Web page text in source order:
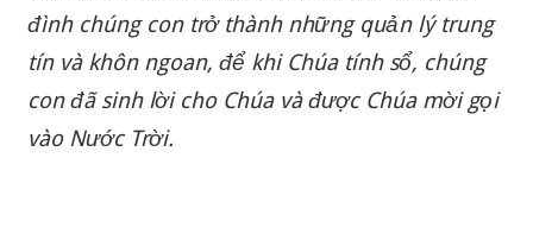
đình chúng con trở thành những quản lý trung
tín và khôn ngoan, để khi Chúa tính sổ, chúng
con đã sinh lời cho Chúa và được Chúa mời gọi
vào Nước Trời.